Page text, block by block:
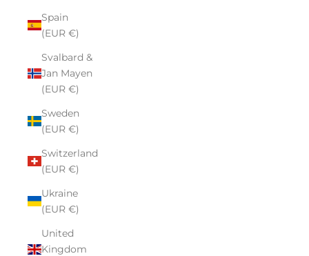
Spain
(EUR €)
Svalbard &
Jan Mayen
(EUR €)
Sweden
(EUR €)
Switzerland
(EUR €)
Ukraine
(EUR €)
United
Kingdom